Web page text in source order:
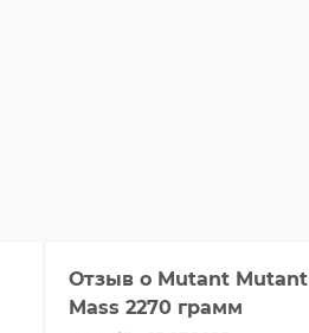
Отзыв о Mutant Mutant
Mass 2270 грамм